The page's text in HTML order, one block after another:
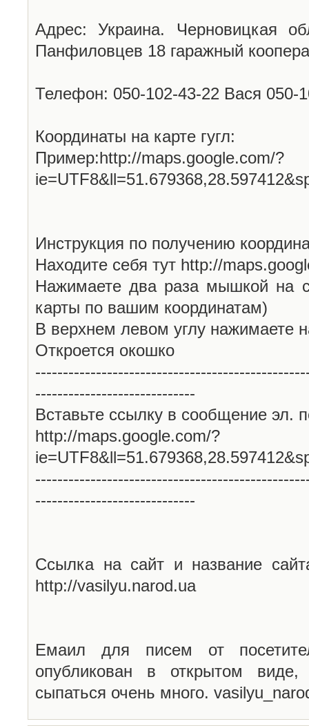
Адрес: Украина. Черновицкая
Панфиловцев 18 гаражный
Телефон: 050-102-43-22 Вася 050-
Координаты на карте гугл:
Пример:http://maps.google.com/?
Инструкция по получению
Находите себя тут http://
Нажимаете два раза мышкой на
карты по вашим координатам)
В верхнем левом углу нажимаете
Откроется окошко
-----------------------------
Вставьте ссылку в сообщение эл.
http://maps.google.com/?
-----------------------------
Ссылка на сайт и название
http://vasilyu.narod.ua
Емаил для писем от
опубликован в открытом
сыпаться очень много.